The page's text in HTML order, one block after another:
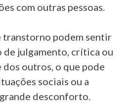
com outras pessoas.
transtorno podem sentir
de julgamento, crítica ou
outros, o que pode
sociais ou a
desconforto.